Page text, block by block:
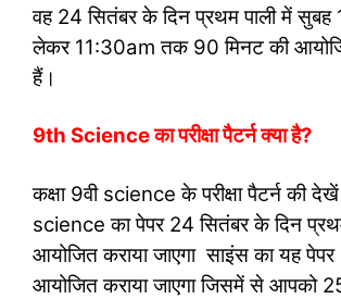
वह 24 सितंबर के दिन प्रथम पाली में
लेकर 11:30am तक 90 मिनट की
हैं।
9th Science का परीक्षा पैटर्न क्या है?
कक्षा 9वी science के परीक्षा पैटर्न की
science का पेपर 24 सितंबर के दिन
आयोजित कराया जाएगा साइंस का यह
आयोजित कराया जाएगा जिसमें से आपको